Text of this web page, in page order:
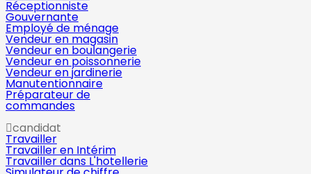
Réceptionniste
Gouvernante
Employé de ménage
Vendeur en magasin
Vendeur en boulangerie
Vendeur en poissonnerie
Vendeur en jardinerie
Manutentionnaire
Préparateur de
commandes
candidat
Travailler
Travailler en Intérim
Travailler dans L'hotellerie